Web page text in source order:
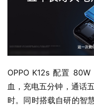
OPPO K12s 配置
血，充电五分钟，通话
时。同时搭载自研的智